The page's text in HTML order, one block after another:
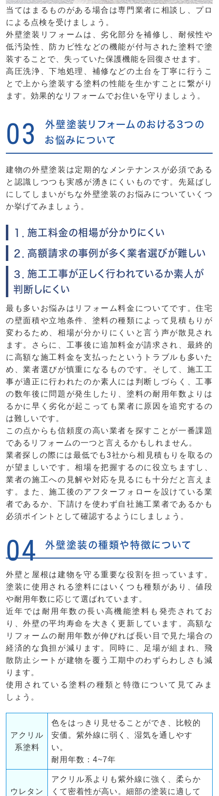
当てはまるものがある場合は専門業者に相談し、プロ
による点検を受けましょう。
外壁塗装リフォームは、劣化部分を補修し、耐候性や
低汚染性、防カビ性などの機能が付与された塗料で塗
装することで、失っていた保護機能を回復させます。
高圧洗浄、下地処理、補修などの土台を丁寧に行うこ
とで上から塗装する塗料の性能を生かすことに繋がり
ます。効果的なリフォームでお住いを守りましょう。
03
外壁塗装リフォームのおける3つの
お悩みについて
建物の外壁塗装は定期的なメンテナンスが必須である
と認識しつつも実感が湧きにくいものです。先延ばし
にしてしまいがちな外壁塗装のお悩みについていくつ
か挙げてみましょう。
１．施工料金の相場が分かりにくい
２．高額請求の事例が多く業者選びが難しい
３．施工工事が正しく行われているか素人が
判断しにくい
最も多いお悩みはリフォーム料金についてです。住宅
の壁面積や立地条件、塗料の種類によって見積もりが
変わるため、相場が分かりにくいと言う声が散見され
ます。さらに、工事後に追加料金が請求され、最終的
に高額な施工料金を支払ったというトラブルも多いた
め、業者選びが慎重になるものです。そして、施工工
事が適正に行われたのか素人には判断しづらく、工事
の数年後に問題が発生したり、塗料の耐用年数よりは
るかに早く劣化が起こっても業者に原因を追究するの
は難しいです。
この点からも信頼度の高い業者を探すことが一番課題
であるリフォームの一つと言えるかもしれません。
業者探しの際には最低でも3社から相見積もりを取るの
が望ましいです。相場を把握するのに役立ちますし、
業者の施工への見解や対応を見るにも十分だと言えま
す。また、施工後のアフターフォローを設けている業
者であるか、下請けを使わず自社施工業者であるかも
必須ポイントとして確認するようにしましょう。
04 外壁塗装の種類や特徴について
外壁と屋根は建物を守る重要な役割を担っています。
塗装に使用される塗料にはいくつも種類があり、値段
や耐用年数に応じて選ばれています。
近年では耐用年数の長い高機能塗料も発売されてお
り、外壁の平均寿命を大きく更新しています。高額な
リフォームの耐用年数が伸びれば長い目で見た場合の
経済的な負担が減ります。同時に、足場が組まれ、飛
散防止シートが建物を覆う工期中のわずらわしさも減
ります。
使用されている塗料の種類と特徴について見てみま
しょう。
アクリル
系塗料
色をはっきり見せることができ、比較的
安価。紫外線に弱く、湿気を通しやす
い。
耐用年数：4~7年
ウレタン
アクリル系よりも紫外線に強く、柔らか
くて密着性が高い。細部の塗装に適して